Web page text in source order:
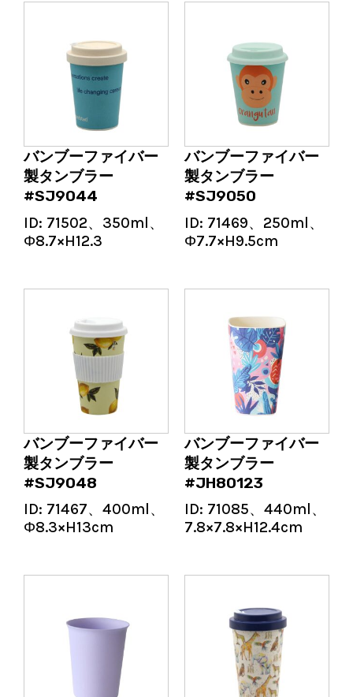
バンブーファイバー
製タンブラー
#SJ9044
ID: 71502、350ml、
Φ8.7×H12.3
バンブーファイバー
製タンブラー
#SJ9050
ID: 71469、250ml、
Φ7.7×H9.5cm
バンブーファイバー
製タンブラー
#SJ9048
ID: 71467、400ml、
Φ8.3×H13cm
バンブーファイバー
製タンブラー
#JH80123
ID: 71085、440ml、
7.8×7.8×H12.4cm